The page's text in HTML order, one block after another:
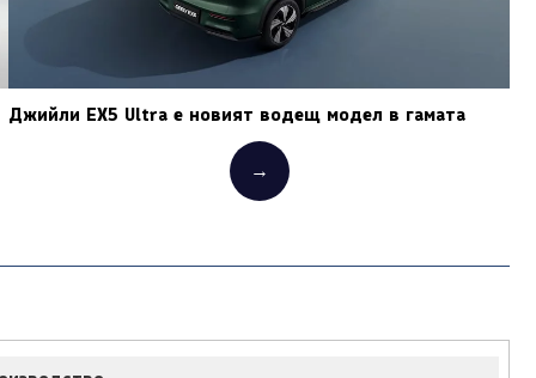
Джийли EX5 Ultra е новият водещ модел в гамата
→